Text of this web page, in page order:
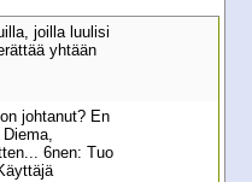
joilla luulisi
yhtään
johtanut? En
6nen: Tuo